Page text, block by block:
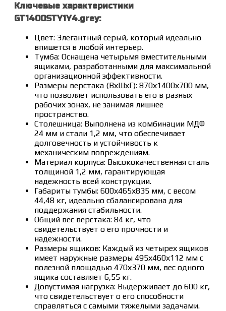
Ключевые характеристики
GT1400STY1Y4.grey:
Цвет: Элегантный серый, который идеально
впишется в любой интерьер.
Тумба: Оснащена четырьмя вместительными
ящиками, разработанными для максимальной
организационной эффективности.
Размеры верстака (ВхШхГ): 870х1400х700 мм,
что позволяет использовать его в разных
рабочих зонах, не занимая лишнее
пространство.
Столешница: Выполнена из комбинации МДФ
24 мм и стали 1,2 мм, что обеспечивает
долговечность и устойчивость к
механическим повреждениям.
Материал корпуса: Высококачественная сталь
толщиной 1,2 мм, гарантирующая
надежность всей конструкции.
Габариты тумбы: 600х465х835 мм, с весом
44,48 кг, идеально сбалансирована для
поддержания стабильности.
Общий вес верстака: 84 кг, что
свидетельствует о его прочности и
надежности.
Размеры ящиков: Каждый из четырех ящиков
имеет наружные размеры 495х460х112 мм с
полезной площадью 470х370 мм, вес одного
ящика составляет 6,55 кг.
Допустимая нагрузка: Выдерживает до 600 кг,
что свидетельствует о его способности
справляться с самыми тяжелыми задачами.